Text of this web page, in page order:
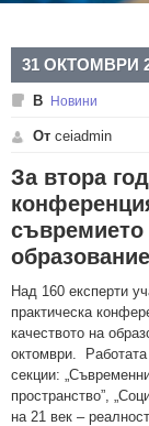
31 ОКТОМВРИ
В Новини
От ceiadmin
За втора
съвремието
Над 160 експерти
практическа
качеството на
октомври.
секции:
пространство”,
на 21 век –